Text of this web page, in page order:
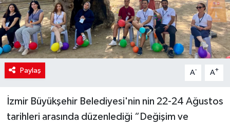
Paylaş A- A+
İzmir Büyükşehir Belediyesi'nin nin 22-24 Ağustos
tarihleri arasında düzenlediği “Değişim ve